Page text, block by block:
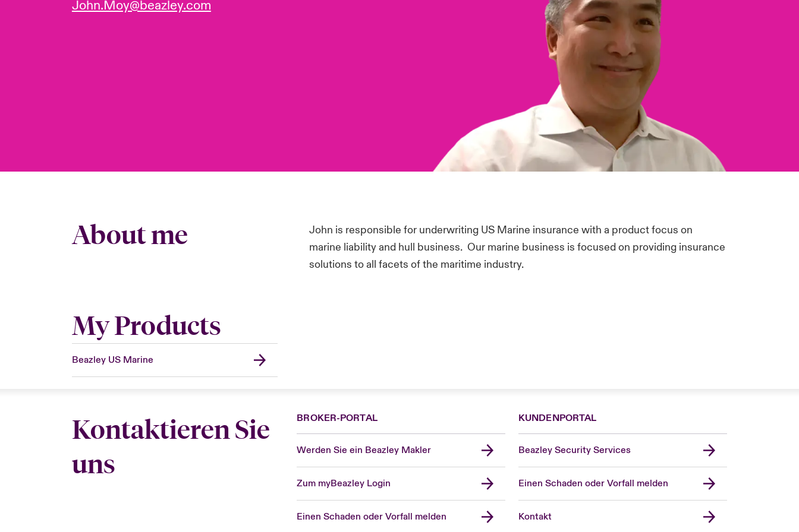
John.Moy@beazley.com
About me
John is responsible for underwriting US Marine insurance with a product focus on
marine liability and hull business. Our marine business is focused on providing insurance
solutions to all facets of the maritime industry.
My Products
Beazley US Marine
Kontaktieren Sie
uns
BROKER-PORTAL
Werden Sie ein Beazley Makler
Zum myBeazley Login
Einen Schaden oder Vorfall melden
KUNDENPORTAL
Beazley Security Services
Einen Schaden oder Vorfall melden
KontaktUnited Kingdom